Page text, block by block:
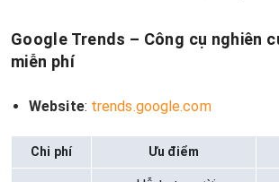
Google Trends – Công cụ nghiên
miễn phí
Website: trends.google.com
Chi phí Ưu điểm